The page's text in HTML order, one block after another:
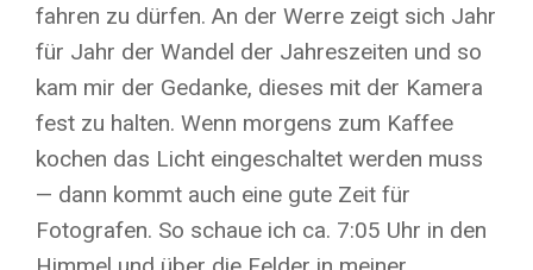
fahren zu dürfen. An der Werre zeigt sich Jahr
für Jahr der Wandel der Jahreszeiten und so
kam mir der Gedanke, dieses mit der Kamera
fest zu halten. Wenn morgens zum Kaffee
kochen das Licht eingeschaltet werden muss
— dann kommt auch eine gute Zeit für
Fotografen. So schaue ich ca. 7:05 Uhr in den